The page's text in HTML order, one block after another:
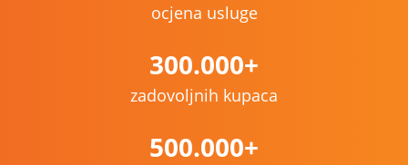
ocjena usluge
300.000+
zadovoljnih kupaca
500.000+